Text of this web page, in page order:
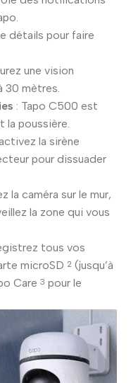
détails pour faire
une vision
30 mètres.
: Tapo C500 est
la poussière.
la sirène
pour dissuader
la caméra sur le mur,
la zone qui vous
tous vos
microSD 2 (jusqu’à
Care 3 pour le